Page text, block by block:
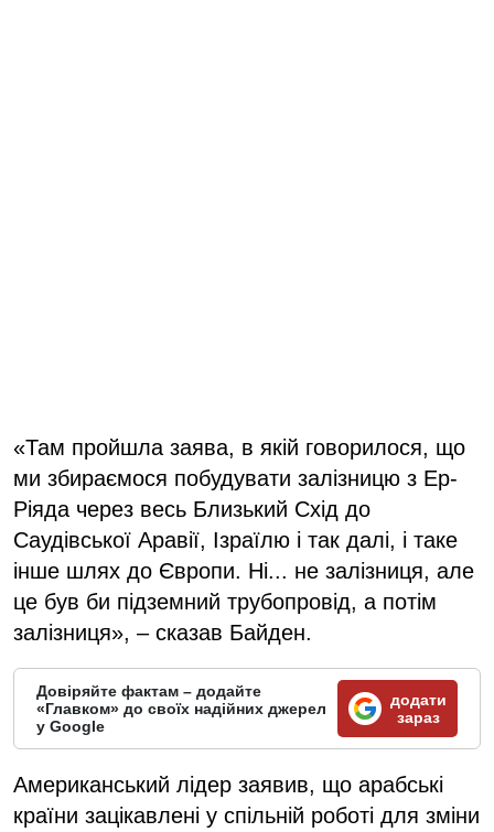
«Там пройшла заява, в якій говорилося, що
ми збираємося побудувати залізницю з Ер-
Ріяда через весь Близький Схід до
Саудівської Аравії, Ізраїлю і так далі, і таке
інше шлях до Європи. Ні... не залізниця, але
це був би підземний трубопровід, а потім
залізниця», – сказав Байден.
Довіряйте фактам – додайте
«Главком» до своїх надійних джерел
у Google
додати
зараз
Американський лідер заявив, що арабські
країни зацікавлені у спільній роботі для зміни